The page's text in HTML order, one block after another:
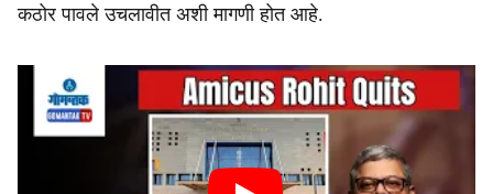
कठोर पावले उचलावीत अशी मागणी होत आहे.